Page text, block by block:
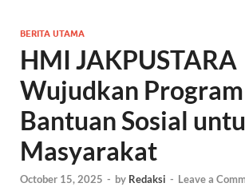
BERITA UTAMA
HMI JAKPUSTARA
Wujudkan Program
Bantuan Sosial
Masyarakat
October 15, 2025 - by Redaksi - Leave a